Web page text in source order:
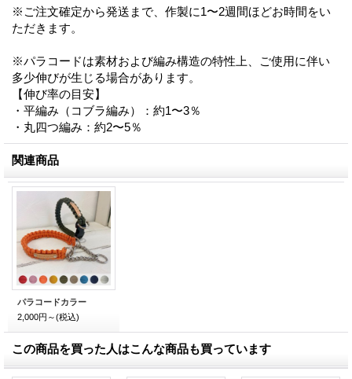
※ご注文確定から発送まで、作製に1〜2週間ほどお時間をい
ただきます。
※パラコードは素材および編み構造の特性上、ご使用に伴い
多少伸びが生じる場合があります。
【伸び率の目安】
・平編み（コブラ編み）：約1〜3％
・丸四つ編み：約2〜5％
関連商品
パラコードカラー
2,000円～(税込)
この商品を買った人はこんな商品も買っています